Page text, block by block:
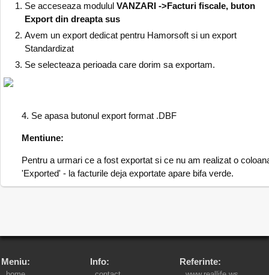
Se acceseaza modulul VANZARI ->Facturi fiscale, buton
Export din dreapta sus
Avem un export dedicat pentru Hamorsoft si un export
Standardizat
Se selecteaza perioada care dorim sa exportam.
4. Se apasa butonul export format .DBF
Mentiune:
Pentru a urmari ce a fost exportat si ce nu am realizat o
'Exported' - la facturile deja exportate apare bifa verde.
Meniu: Info: Referinte: